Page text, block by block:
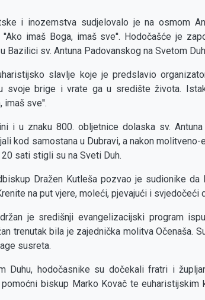
i inozemstva sudjelovalo je na osmom
imaš Boga, imaš sve''. Hodočašće je
Bazilici sv. Antuna Padovanskog na Svetom
slavlje koje je predslavio
svoje brige i vrate ga u središte života.
imaš sve''.
i u znaku 800. obljetnice dolaska sv.
kod samostana u Dubravi, a nakon
sati stigli su na Sveti Duh.
Dražen Kutleša pozvao je sudionike
na put vjere, moleći, pjevajući i svjedočeći
je središnji evangelizacijski program
trenutak bila je zajednička molitva Očenaša.
susreta.
Duhu, hodočasnike su dočekali fratri i
biskup Marko Kovač te euharistijskim